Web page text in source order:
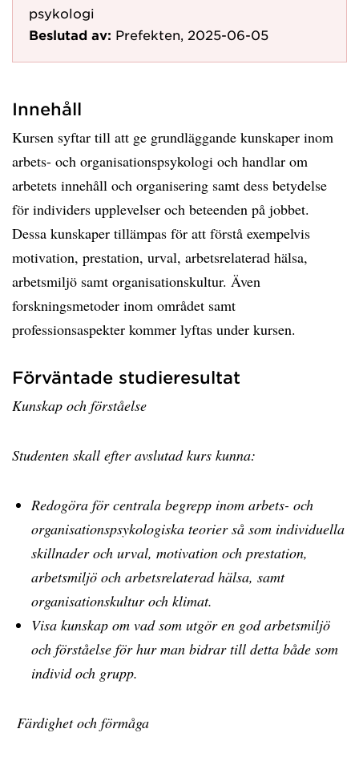
psykologi
Beslutad av: Prefekten, 2025-06-05
Innehåll
Kursen syftar till att ge grundläggande kunskaper inom
arbets- och organisationspsykologi och handlar om
arbetets innehåll och organisering samt dess betydelse
för individers upplevelser och beteenden på jobbet.
Dessa kunskaper tillämpas för att förstå exempelvis
motivation, prestation, urval, arbetsrelaterad hälsa,
arbetsmiljö samt organisationskultur. Även
forskningsmetoder inom området samt
professionsaspekter kommer lyftas under kursen.
Förväntade studieresultat
Kunskap och förståelse
Studenten skall efter avslutad kurs kunna:
Redogöra för centrala begrepp inom arbets- och
organisationspsykologiska teorier så som individuella
skillnader och urval, motivation och prestation,
arbetsmiljö och arbetsrelaterad hälsa, samt
organisationskultur och klimat.
Visa kunskap om vad som utgör en god arbetsmiljö
och förståelse för hur man bidrar till detta både som
individ och grupp.
Färdighet och förmåga